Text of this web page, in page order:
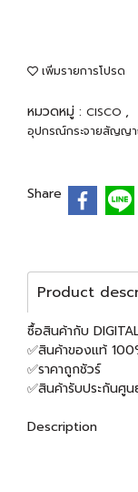
เพิ่มรายการโปรด
หมวดหมู่ : CISCO ,
อุปกรณ์กระจายสัญญ
Share
Product
ซื้อสินค้ากับ
✅สินค้าของแท้
✅ราคาถูกชัวร์
✅สินค้ารับประกันศู
Description